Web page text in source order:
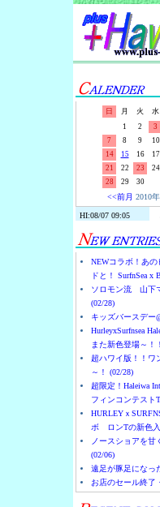
日 月 火 水
1
2 3
7
8 9 10
14
15 16 17
21
22 23 24
28
29 30
<<前月 2010
NEWコラボ！あ
ドと！ SurfnSea x
ソロモン流 山下
(02/28)
キッズバースデー
HurleyxSurfnsea
また新色登場～！
超ハワイ版！！ワ
～！ (02/28)
超限定！Haleiwa
フィンコンテスト
HURLEYｘ
ボ ロンTの新色入
ノースショアを甘
(02/06)
遠足が豚足になっ
お店のセール終了